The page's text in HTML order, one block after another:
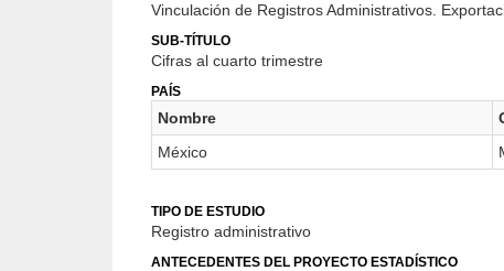
Vinculación de Registros Administrativos.
SUB-TÍTULO
Cifras al cuarto trimestre
PAÍS
Nombre
México
TIPO DE ESTUDIO
Registro administrativo
ANTECEDENTES DEL PROYECTO ESTADÍSTICO